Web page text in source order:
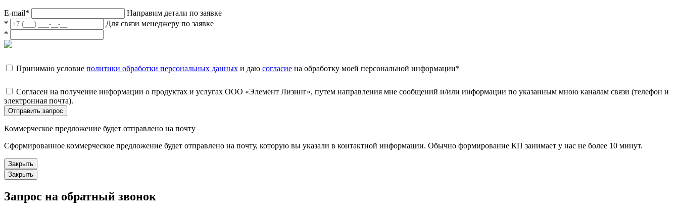
E-mail*
Направим детали по заявке
*
Для связи менеджеру по заявке
*
Принимаю условие политики обработки персональных данных и даю согласие на обработку моей персональной информации*
Согласен на получение информации о продуктах и услугах ООО «Элемент Лизинг», путем направления мне сообщений и/или информации по указанным мною каналам связи (телефон и
электронная почта).
Отправить запрос
Коммерческое предложение будет отправлено на почту
Сформированное коммерческое предложение будет отправлено на почту, которую вы указали в контактной информации. Обычно формирование КП занимает у нас не более 10 минут.
Закрыть
Закрыть
Запрос на обратный звонок